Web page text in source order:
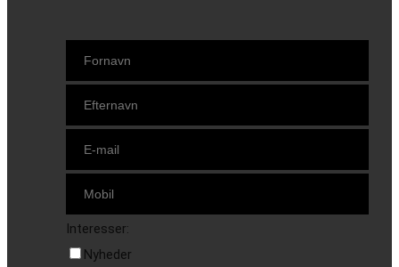
Interesser:
Nyheder